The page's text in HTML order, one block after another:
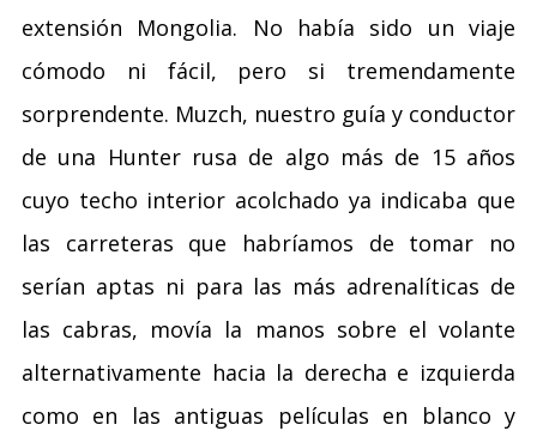
extensión Mongolia. No había sido un viaje
cómodo ni fácil, pero si tremendamente
sorprendente. Muzch, nuestro guía y conductor
de una Hunter rusa de algo más de 15 años
cuyo techo interior acolchado ya indicaba que
las carreteras que habríamos de tomar no
serían aptas ni para las más adrenalíticas de
las cabras, movía la manos sobre el volante
alternativamente hacia la derecha e izquierda
como en las antiguas películas en blanco y